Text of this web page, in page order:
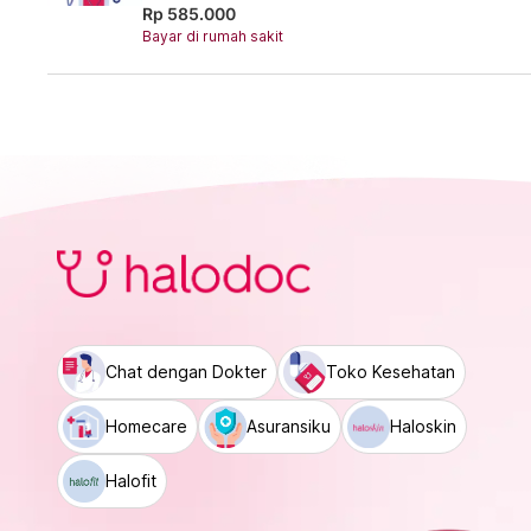
Rp 585.000
Bayar di rumah sakit
Chat dengan Dokter Toko Kesehatan
Homecare Asuransiku Haloskin
Halofit